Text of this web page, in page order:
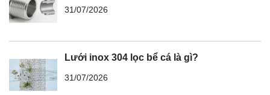
31/07/2026
Lưới inox 304 lọc bể cá là gì?
31/07/2026